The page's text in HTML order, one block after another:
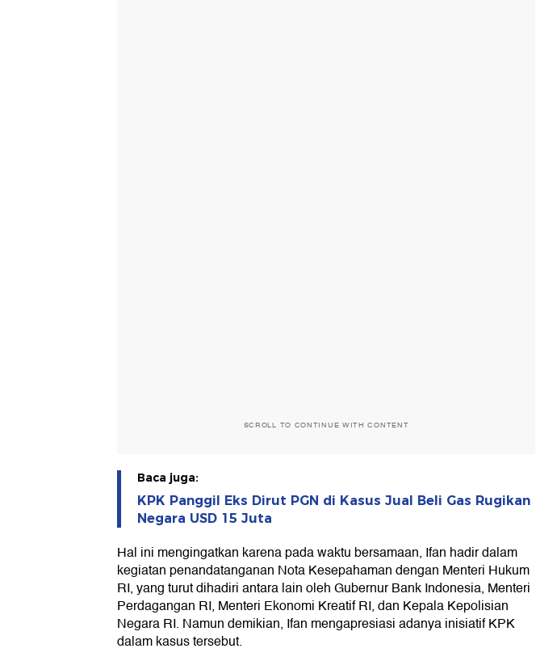
SCROLL TO CONTINUE WITH CONTENT
Baca juga:
KPK Panggil Eks Dirut PGN di Kasus Jual Beli Gas Rugikan
Negara USD 15 Juta
Hal ini mengingatkan karena pada waktu bersamaan, Ifan hadir dalam
kegiatan penandatanganan Nota Kesepahaman dengan Menteri Hukum
RI, yang turut dihadiri antara lain oleh Gubernur Bank Indonesia, Menteri
Perdagangan RI, Menteri Ekonomi Kreatif RI, dan Kepala Kepolisian
Negara RI. Namun demikian, Ifan mengapresiasi adanya inisiatif KPK
dalam kasus tersebut.